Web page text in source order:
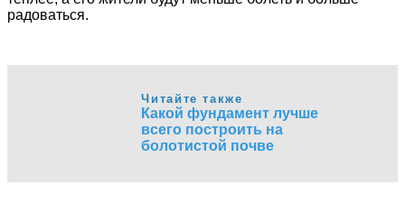
радоваться.
Читайте также
Какой фундамент лучше
всего построить на
болотистой почве